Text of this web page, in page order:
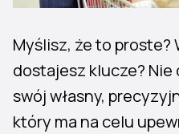
Myślisz, że to proste?
dostajesz klucze? Nie
swój własny,
który ma na celu